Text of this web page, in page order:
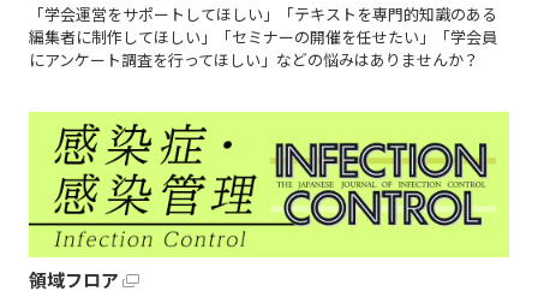
「学会運営をサポートしてほしい」「テキストを専門的知識のある
編集者に制作してほしい」「セミナーの開催を任せたい」「学会員
にアンケート調査を行ってほしい」などの悩みはありませんか？
領域フロア